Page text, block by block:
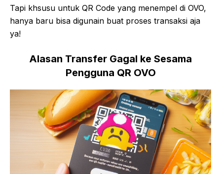
Tapi khsusu untuk QR Code yang menempel di OVO,
hanya baru bisa digunain buat proses transaksi aja
ya!
Alasan Transfer Gagal ke Sesama
Pengguna QR OVO